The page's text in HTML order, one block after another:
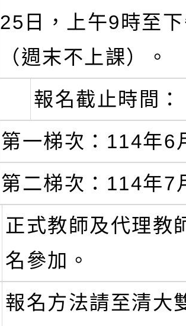
25日，上午9時至
（週末不上課）。
報名截止時間：
第一梯次：114年6
第二梯次：114年7
正式教師及代理教
名參加。
報名方法請至清大